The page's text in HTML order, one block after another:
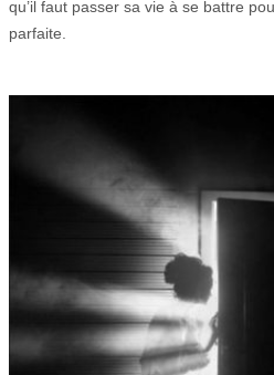
qu’il faut passer sa vie à se battre
parfaite.